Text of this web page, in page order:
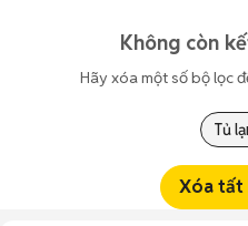
Không còn
Hãy xóa một số bộ lọc
Tủ
Xóa tất